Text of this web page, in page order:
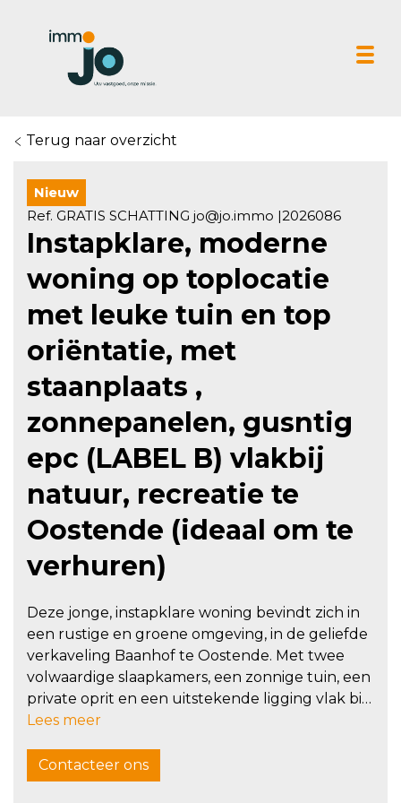
Terug naar overzicht
Nieuw
Ref. GRATIS SCHATTING jo@jo.immo |2026086
Instapklare, moderne
woning op toplocatie
met leuke tuin en top
oriëntatie, met
staanplaats ,
zonnepanelen, gusntig
epc (LABEL B) vlakbij
natuur, recreatie te
Oostende (ideaal om te
verhuren)
Deze jonge, instapklare woning bevindt zich in
een rustige en groene omgeving, in de geliefde
verkaveling Baanhof te Oostende. Met twee
volwaardige slaapkamers, een zonnige tuin, een
private oprit en een uitstekende ligging vlak bij
recreatiedomein De Schorre biedt deze woning
LABEL B
Lees meer
Contacteer ons